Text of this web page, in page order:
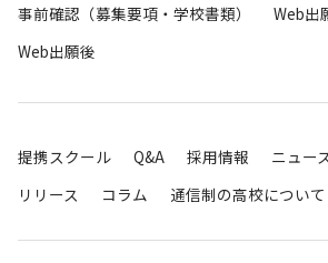
事前確認（募集要項・学校書類）
Web出
Web出願後
提携スクール Q&A 採用情報
ニュー
リリース
コラム 通信制の高校について